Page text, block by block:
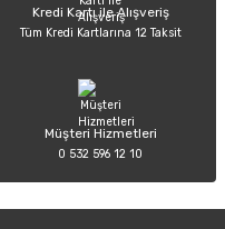
Kredi Kartı ile Alışveriş
Tüm Kredi Kartlarına 12 Taksit
Müşteri Hizmetleri
0 532 596 12 10